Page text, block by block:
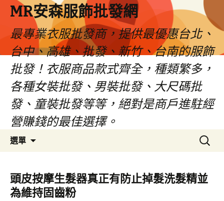
MR安森服飾批發網
最專業衣服批發商，提供最優惠台北、
台中、高雄、批發、新竹、台南的服飾
批發！衣服商品款式齊全，種類繁多，
各種女裝批發、男裝批發、大尺碼批
發、童裝批發等等，絕對是商戶進駐經
營賺錢的最佳選擇。
選單
容
區
搜
尋
鍵
字:
頭皮按摩生髮器真正有防止掉髮洗髮精並
為維持固齒粉